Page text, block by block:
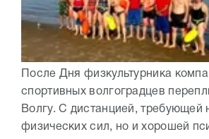
После Дня физкультурника
спортивных волгоградцев
Волгу. С дистанцией, требующей
физических сил, но и хорошей